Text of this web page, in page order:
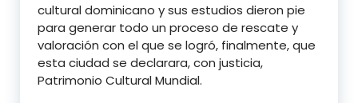
cultural dominicano y sus estudios dieron pie
para generar todo un proceso de rescate y
valoración con el que se logró, finalmente, que
esta ciudad se declarara, con justicia,
Patrimonio Cultural Mundial.